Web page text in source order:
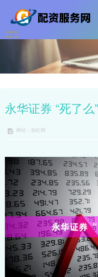
永华证券 “死了么
网站：加杠网